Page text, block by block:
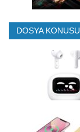
DOSYA KONUSU